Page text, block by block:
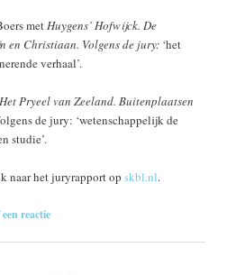
metHuygens’ Hofwijck. De
en Christiaan. Volgens de jury: ‘het
verhaal’.
Het Pryeel van Zeeland. Buitenplaatsen
de jury: ‘wetenschappelijk de
studie’.
naar het juryrapport opskbl.nl.
een reactie